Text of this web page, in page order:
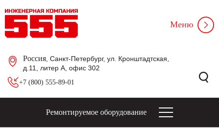
Россия , Санкт-Петербург, ул. Кронштадтская,
д.11, литер А, офис 302
+7 (800) 555-89-01
Меню
Ремонтируемое оборудование